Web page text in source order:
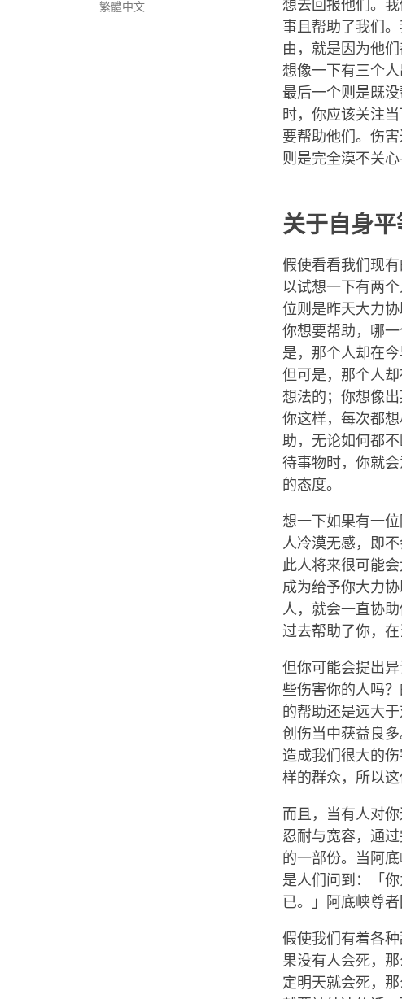
繁體中文
想去回报他们。
事且帮助了我们
由，就是因为他
想像一下有三个
最后一个则是既
时，你应该关注
要帮助他们。伤
则是完全漠不关
关于自身
假使看看我们现
以试想一下有两
位则是昨天大力
你想要帮助，哪
是，那个人却在
但可是，那个人
想法的；你想像
你这样，每次都
助，无论如何都
待事物时，你就
的态度。
想一下如果有一
人冷漠无感，即
此人将来很可能
成为给予你大力
人，就会一直协
过去帮助了你，
但你可能会提出
些伤害你的人吗
的帮助还是远大
创伤当中获益良
造成我们很大的
样的群众，所以这
而且，当有人对
忍耐与宽容，通
的一部份。当阿
是人们问到：「
已。」阿底峡尊
假使我们有着各
果没有人会死，
定明天就会死，